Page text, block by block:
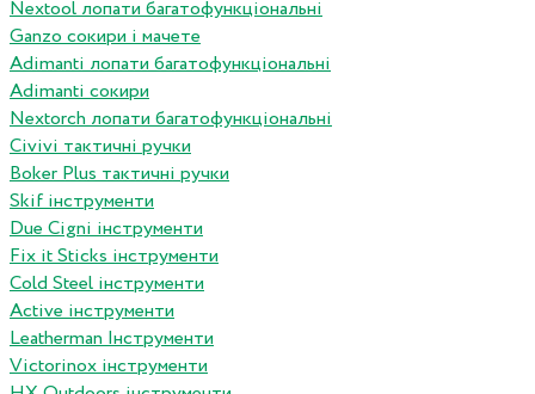
Nextool лопати багатофункціональні
Ganzo сокири і мачете
Adimanti лопати багатофункціональні
Adimanti сокири
Nextorch лопати багатофункціональні
Сivivi тактичні ручки
Boker Plus тактичні ручки
Skif інструменти
Due Cigni інструменти
Fix it Sticks інструменти
Сold Steel інструменти
Active інструменти
Leatherman Інструменти
Victorinox інструменти